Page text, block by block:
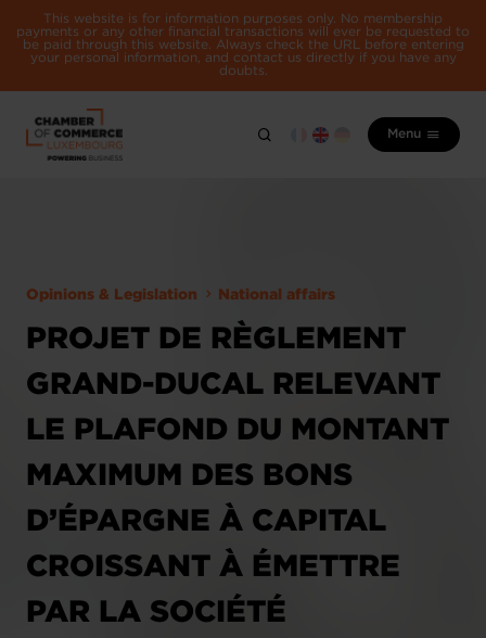
This website is for information purposes only. No membership
payments or any other financial transactions will ever be requested to
be paid through this website. Always check the URL before entering
your personal information, and contact us directly if you have any
doubts.
Menu
Opinions & Legislation National affairs
PROJET DE RÈGLEMENT
GRAND-DUCAL RELEVANT
LE PLAFOND DU MONTANT
MAXIMUM DES BONS
D’ÉPARGNE À CAPITAL
CROISSANT À ÉMETTRE
PAR LA SOCIÉTÉ